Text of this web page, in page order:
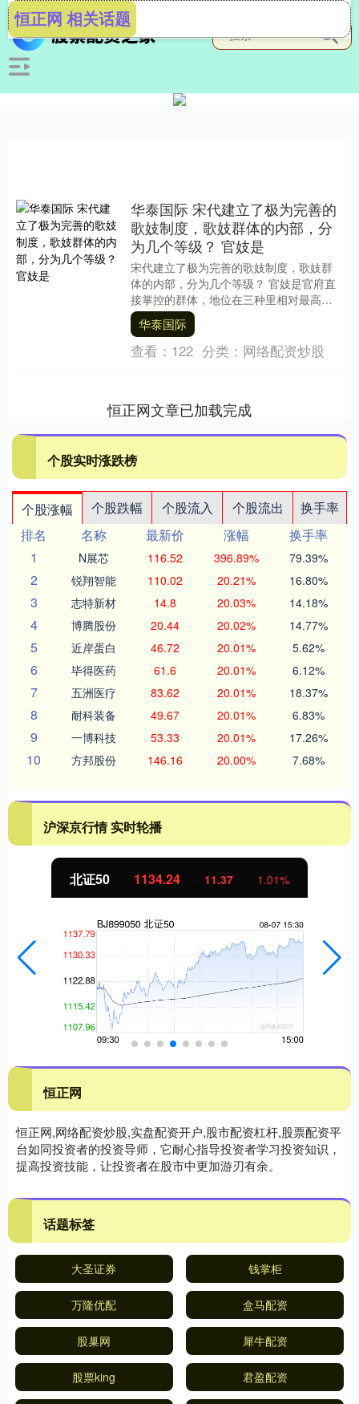
恒正网 相关话题
华泰国际 宋代建立了极为完善的
歌妓制度，歌妓群体的内部，分
为几个等级？ 官妓是
宋代建立了极为完善的歌妓制度，歌妓群
体的内部，分为几个等级？ 官妓是官府直
接掌控的群体，地位在三种里相对最高，
也最受制度约束。中央层面有教坊和云韶
部，专门养着一....
华泰国际
查看： 122 分类： 网络配资炒股
恒正网文章已加载完成
个股实时涨跌榜
个股涨幅 个股跌幅 个股流入 个股流出
换手率
排名
名称 最新价 涨幅
换手率
1
N展芯 116.52 396.89% 79.39%
2 锐翔智能 110.02 20.21% 16.80%
3 志特新材 14.8 20.03% 14.18%
4 博腾股份 20.44 20.02% 14.77%
5 近岸蛋白 46.72 20.01% 5.62%
6 毕得医药 61.6 20.01% 6.12%
7 五洲医疗 83.62 20.01% 18.37%
8 耐科装备 49.67 20.01% 6.83%
9 一博科技 53.33 20.01% 17.26%
10 方邦股份 146.16 20.00% 7.68%
沪深京行情 实时轮播
北证50 1134.24 11.37 1.01%
恒正网
恒正网,网络配资炒股,实盘配资开户,股市配资杠杆,股票配资平
台如同投资者的投资导师，它耐心指导投资者学习投资知识，
提高投资技能，让投资者在股市中更加游刃有余。
话题标签
大圣证券 钱掌柜
万隆优配 盒马配资
股巢网 犀牛配资
股票king 君盈配资